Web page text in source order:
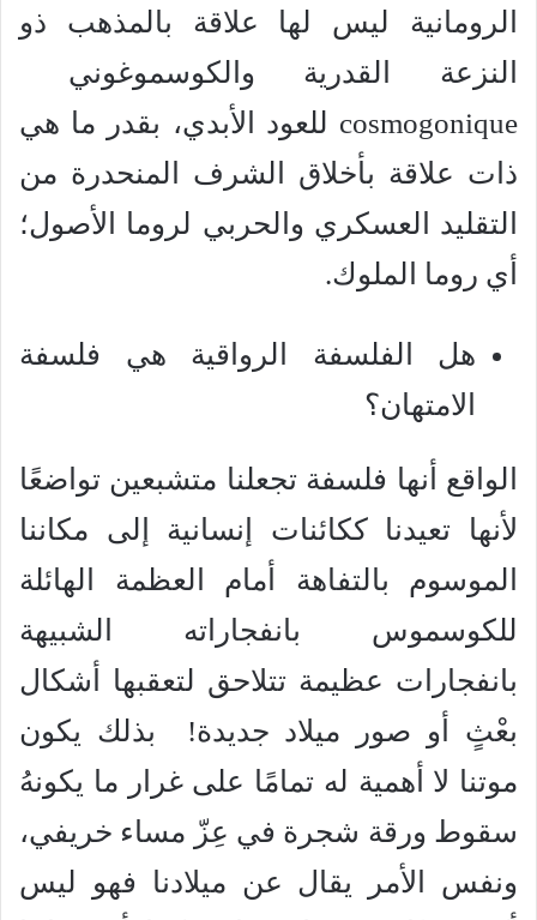
الرومانية ليس لها علاقة بالمذهب ذو
النزعة القدرية والكوسموغوني
cosmogonique للعود الأبدي، بقدر ما هي
ذات علاقة بأخلاق الشرف المنحدرة من
التقليد العسكري والحربي لروما الأصول؛
أي روما الملوك.
هل الفلسفة الرواقية هي فلسفة
الامتهان؟
الواقع أنها فلسفة تجعلنا متشبعين تواضعًا
لأنها تعيدنا ككائنات إنسانية إلى مكاننا
الموسوم بالتفاهة أمام العظمة الهائلة
للكوسموس بانفجاراته الشبيهة
بانفجارات عظيمة تتلاحق لتعقبها أشكال
بعْثٍ أو صور ميلاد جديدة! بذلك يكون
موتنا لا أهمية له تمامًا على غرار ما يكونهُ
سقوط ورقة شجرة في عِزّ مساء خريفي،
ونفس الأمر يقال عن ميلادنا فهو ليس